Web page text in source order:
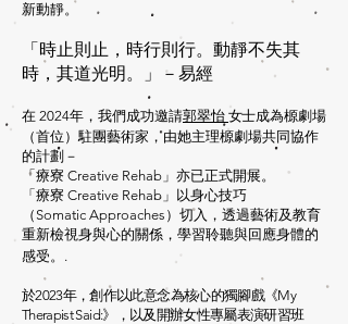
新動靜。
「時止則止，時行則行。動靜不失其
時，其道光明。」－易經
在 2024年，我們成功邀請郭翠怡 女士成為榞劇場
（首位）駐團藝術家，由她主理榞劇場共同協作
的計劃－
「療寮 Creative Rehab」亦已正式開展。
「療寮 Creative Rehab」以身心技巧
（Somatic Approaches）切入，透過藝術及教育
重新檢視身與心的關係，學習聆聽與回應身體的
感受。 .
於2023年，創作以此意念為核心的獨腳戲《My
Therapist Said:》，以及開辦女性專屬表演研習班